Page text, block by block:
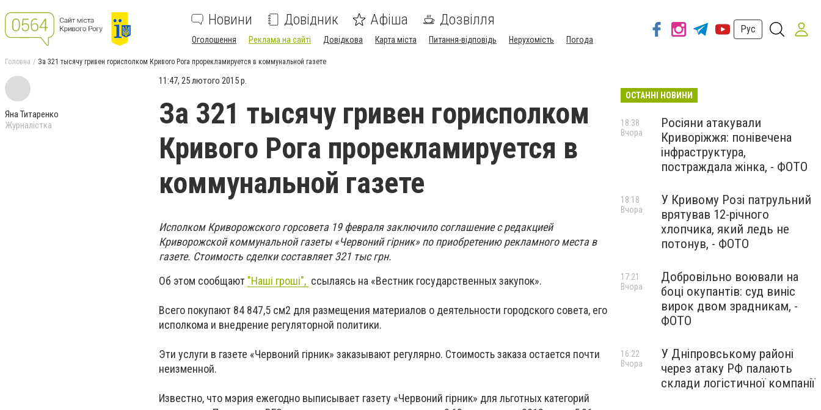
Новини Довідник Афіша Дозвілля
Оголошення Реклама на сайті Довідкова Карта міста Питання-відповідь Нерухомість Погода
Рус
Головна За 321 тысячу гривен горисполком Кривого Рога прорекламируется в коммунальной газете
Яна Титаренко
Журналістка
11:47, 25 лютого 2015 р.
За 321 тысячу гривен горисполком
Кривого Рога прорекламируется в
коммунальной газете
Исполком Криворожского горсовета 19 февраля заключило соглашение с редакцией
Криворожской коммунальной газеты «Червоний гірник» по приобретению рекламного места в
газете. Стоимость сделки составляет 321 тыс грн.
Об этом сообщают "Наші гроші", ccылаясь на «Вестник государственных закупок».
Всего покупают 84 847,5 см2 для размещения материалов о деятельности городского совета, его
исполкома и внедрение регуляторной политики.
Эти услуги в газете «Червоний гірник» заказывают регулярно. Стоимость заказа остается почти
неизменной.
Известно, что мэрия ежегодно выписывает газету «Червоний гірник» для льготных категорий
ОСТАННІ НОВИНИ
Росіяни атакували
Криворіжжя: понівечена
інфраструктура,
постраждала жінка, - ФОТО
18:38
Вчора
У Кривому Розі патрульний
врятував 12-річного
хлопчика, який ледь не
потонув, - ФОТО
18:18
Вчора
Добровільно воювали на
боці окупантів: суд виніс
вирок двом зрадникам, -
ФОТО
17:21
Вчора
У Дніпровському районі
через атаку РФ палають
склади логістичної компанії
16:22
Вчора